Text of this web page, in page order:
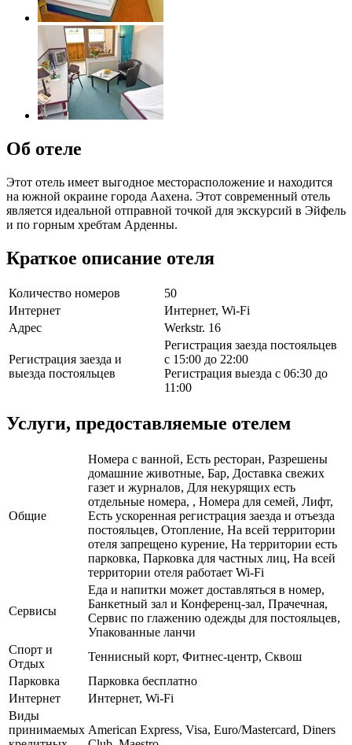
Об отеле
Этот отель имеет выгодное месторасположение и находится
на южной окраине города Аахена. Этот современный отель
является идеальной отправной точкой для экскурсий в Эйфель
и по горным хребтам Арденны.
Краткое описание отеля
Количество номеров
50
Интернет
Интернет, Wi-Fi
Адрес
Werkstr. 16
Регистрация заезда и
выезда постояльцев
Регистрация заезда постояльцев
с 15:00 до 22:00
Регистрация выезда с 06:30 до
11:00
Услуги, предоставляемые отелем
Общие
Номера с ванной, Есть ресторан, Разрешены
домашние животные, Бар, Доставка свежих
газет и журналов, Для некурящих есть
отдельные номера, , Номера для семей, Лифт,
Есть ускоренная регистрация заезда и отъезда
постояльцев, Отопление, На всей территории
отеля запрещено курение, На территории есть
парковка, Парковка для частных лиц, На всей
территории отеля работает Wi-Fi
Сервисы
Еда и напитки может доставляться в номер,
Банкетный зал и Конференц-зал, Прачечная,
Сервис по глажению одежды для постояльцев,
Упакованные ланчи
Спорт и
Отдых
Теннисный корт, Фитнес-центр, Сквош
Парковка
Парковка бесплатно
Интернет
Интернет, Wi-Fi
Виды
принимаемых American Express, Visa, Euro/Mastercard, Diners